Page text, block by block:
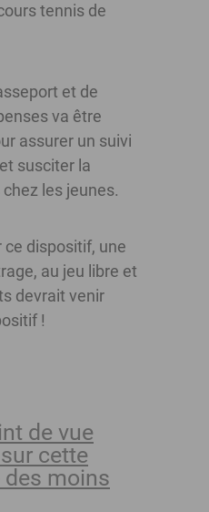
tennis de
et de
va être
assurer un suivi
susciter la
les jeunes.
dispositif, une
au jeu libre et
devrait venir
!
de vue
cette
des moins